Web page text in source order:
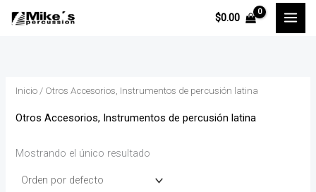
$0.00
Inicio / Otros Accesorios, Instrumentos de percusión latina
Otros Accesorios, Instrumentos de percusión latina
Mostrando el único resultado